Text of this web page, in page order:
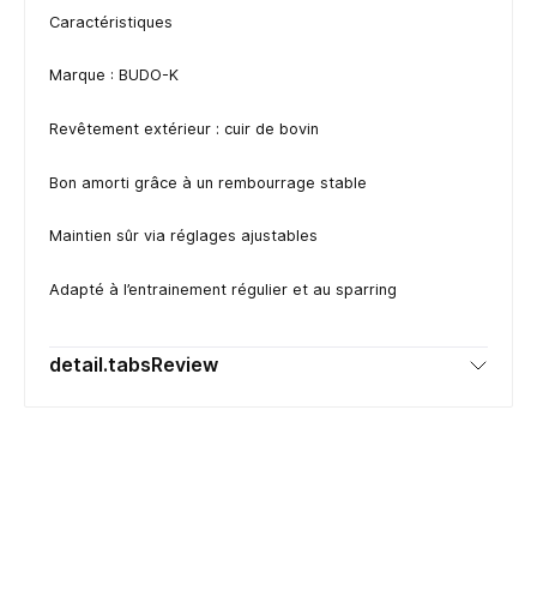
Caractéristiques
Marque : BUDO-K
Revêtement extérieur : cuir de bovin
Bon amorti grâce à un rembourrage stable
Maintien sûr via réglages ajustables
Adapté à l’entrainement régulier et au sparring
detail.tabsReview